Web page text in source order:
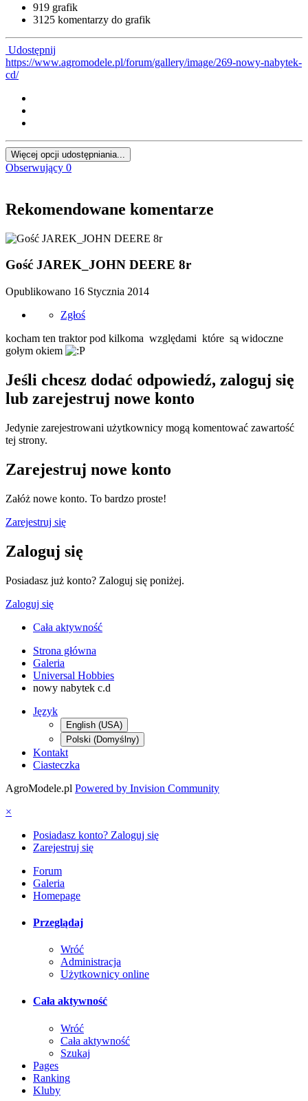
919 grafik
3125 komentarzy do grafik
Udostępnij
https://www.agromodele.pl/forum/gallery/image/269-nowy-nabytek-
cd/
Więcej opcji udostępniania...
Obserwujący 0
Rekomendowane komentarze
Gość JAREK_JOHN DEERE 8r
Opublikowano 16 Stycznia 2014
Zgłoś
kocham ten traktor pod kilkoma względami które są widoczne
gołym okiem
Jeśli chcesz dodać odpowiedź, zaloguj się
lub zarejestruj nowe konto
Jedynie zarejestrowani użytkownicy mogą komentować zawartość
tej strony.
Zarejestruj nowe konto
Załóż nowe konto. To bardzo proste!
Zarejestruj się
Zaloguj się
Posiadasz już konto? Zaloguj się poniżej.
Zaloguj się
Cała aktywność
Strona główna
Galeria
Universal Hobbies
nowy nabytek c.d
Język
English (USA)
Polski (Domyślny)
Kontakt
Ciasteczka
AgroModele.pl Powered by Invision Community
×
Posiadasz konto? Zaloguj się
Zarejestruj się
Forum
Galeria
Homepage
Przeglądaj
Wróć
Administracja
Użytkownicy online
Cała aktywność
Wróć
Cała aktywność
Szukaj
Pages
Ranking
Kluby